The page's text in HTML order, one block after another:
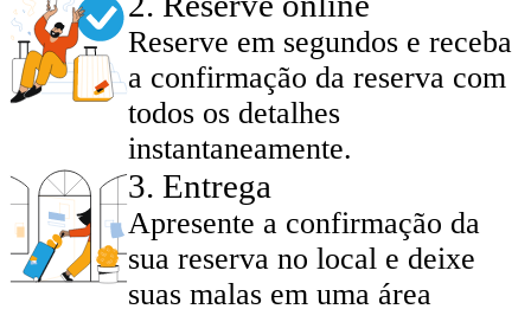
Reserve em segundos e receba
a confirmação da reserva com
todos os detalhes
instantaneamente.
3. Entrega
Apresente a confirmação da
sua reserva no local e deixe
suas malas em uma área